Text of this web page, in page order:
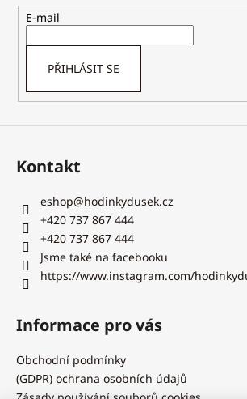
E-mail
PŘIHLÁSIT SE
Kontakt
eshop@hodinkydusek.cz
+420 737 867 444
+420 737 867 444
Jsme také na facebooku
https://www.instagram.com/
Informace pro vás
Obchodní podmínky
(GDPR) ochrana osobních údajů